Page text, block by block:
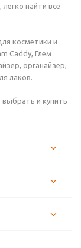
найти все
косметики и
Caddy, Глем
органайзер,
лаков.
и купить